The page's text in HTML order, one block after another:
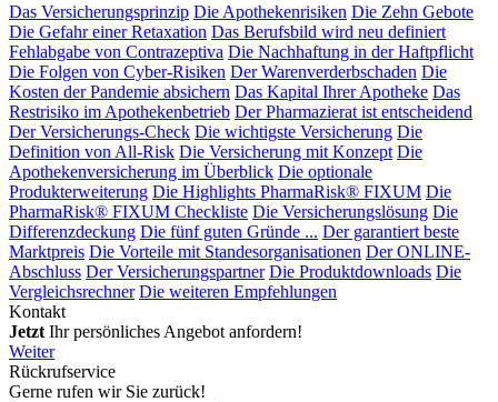
Das Versicherungsprinzip Die Apothekenrisiken Die Zehn Gebote
Die Gefahr einer Retaxation Das Berufsbild wird neu definiert
Fehlabgabe von Contrazeptiva Die Nachhaftung in der Haftpflicht
Die Folgen von Cyber-Risiken Der Warenverderbschaden Die
Kosten der Pandemie absichern Das Kapital Ihrer Apotheke Das
Restrisiko im Apothekenbetrieb Der Pharmazierat ist entscheidend
Der Versicherungs-Check Die wichtigste Versicherung Die
Definition von All-Risk Die Versicherung mit Konzept Die
Apothekenversicherung im Überblick Die optionale
Produkterweiterung Die Highlights PharmaRisk® FIXUM Die
PharmaRisk® FIXUM Checkliste Die Versicherungslösung Die
Differenzdeckung Die fünf guten Gründe ... Der garantiert beste
Marktpreis Die Vorteile mit Standesorganisationen Der ONLINE-
Abschluss Der Versicherungspartner Die Produktdownloads Die
Vergleichsrechner Die weiteren Empfehlungen
Kontakt
Jetzt Ihr persönliches Angebot anfordern!
Weiter
Rückrufservice
Gerne rufen wir Sie zurück!